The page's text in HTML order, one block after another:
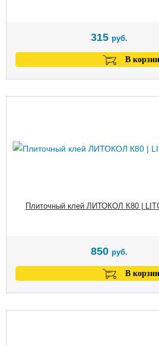
315 руб.
В
Плиточный клей ЛИТОКОЛ К80 |
850 руб.
В